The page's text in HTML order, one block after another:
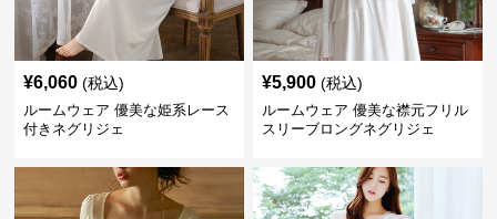
¥6,060 (税込)
ルームウェア 優美な姫系レース
付きネグリジェ
¥5,900 (税込)
ルームウェア 優美な襟元フリル
スリーブロングネグリジェ